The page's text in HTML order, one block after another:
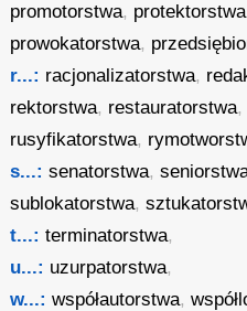
promotorstwa, protektorstwa
prowokatorstwa,
r...: racjonalizatorstwa,
rektorstwa, restauratorstwa,
rusyfikatorstwa,
s...: senatorstwa,
sublokatorstwa,
t...: terminatorstwa,
u...: uzurpatorstwa,
w...: współautorstwa,